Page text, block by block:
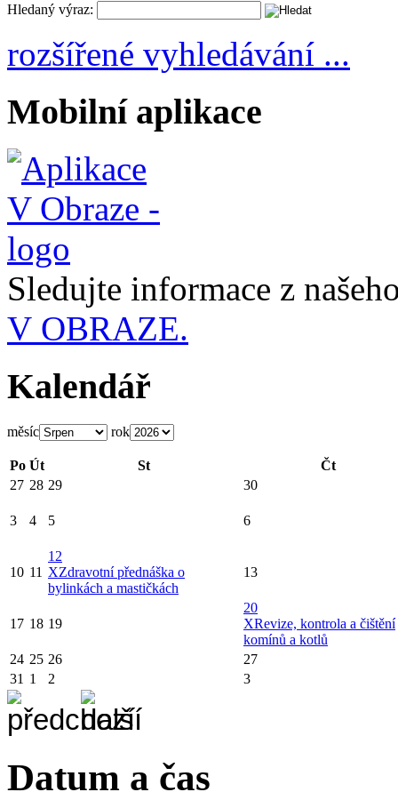
Hledaný výraz:
rozšířené vyhledávání ...
Mobilní aplikace
Sledujte informace z
V OBRAZE.
Kalendář
měsíc rok
Po Út St
Čt
27 28 29 30
3 4 5 6
10 11
12
XZdravotní přednáška o
bylinkách a mastičkách
13
17 18 19
20
XRevize, kontrola a čištění
komínů a kotlů
24 25 26
27
31 1 2 3
Datum a čas